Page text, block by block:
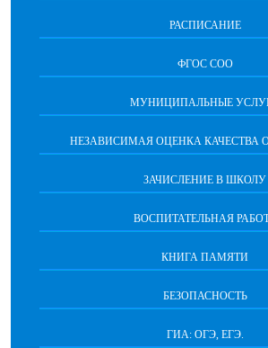
РАСПИСАНИЕ
ФГОС СОО
МУНИЦИПАЛЬНЫЕ
НЕЗАВИСИМАЯ ОЦЕНКА КАЧЕСТВА
ЗАЧИСЛЕНИЕ В ШКОЛУ
ВОСПИТАТЕЛЬНАЯ
КНИГА ПАМЯТИ
БЕЗОПАСНОСТЬ
ГИА: ОГЭ, ЕГЭ.